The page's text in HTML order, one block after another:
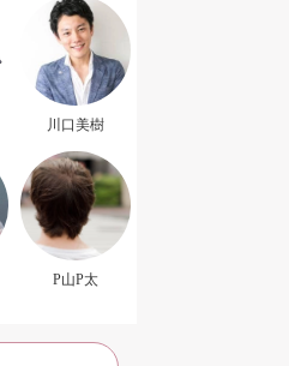
川口美樹
P山P太